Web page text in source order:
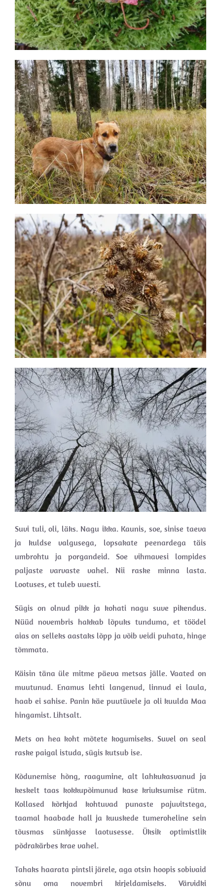
Suvi tuli, oli, läks. Nagu ikka. Kaunis, soe, sinise taeva
ja kuldse valgusega, lopsakate peenardega täis
umbrohtu ja porgandeid. Soe vihmavesi lompides
paljaste varvaste vahel. Nii raske minna lasta.
Lootuses, et tuleb uuesti.
Sügis on olnud pikk ja kohati nagu suve pikendus.
Nüüd novembris hakkab lõpuks tunduma, et töödel
aias on selleks aastaks lõpp ja võib veidi puhata, hinge
tõmmata.
Käisin täna üle mitme päeva metsas jälle. Vaated on
muutunud. Enamus lehti langenud, linnud ei laula,
haab ei sahise. Panin käe puutüvele ja oli kuulda Maa
hingamist. Lihtsalt.
Mets on hea koht mõtete kogumiseks. Suvel on seal
raske paigal istuda, sügis kutsub ise.
Kõdunemise hõng, raagumine, alt lahkukasvanud ja
keskelt taas kokkupõimunud kase kriuksumise rütm.
Kollased kõrkjad kohtuvad punaste pajuvitstega,
taamal haabade hall ja kuuskede tumeroheline sein
tõusmas sünkjasse laotusesse. Üksik optimistlik
põdrakärbes krae vahel.
Tahaks haarata pintsli järele, aga otsin hoopis sobivaid
sõnu oma novembri kirjeldamiseks. Värvidki